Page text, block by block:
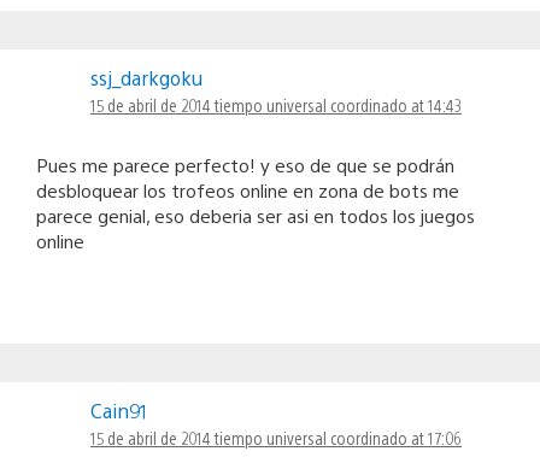
ssj_darkgoku
15 de abril de 2014 tiempo universal coordinado at 14:43
Pues me parece perfecto! y eso de que se podrán
desbloquear los trofeos online en zona de bots me
parece genial, eso deberia ser asi en todos los juegos
online
Cain91
15 de abril de 2014 tiempo universal coordinado at 17:06